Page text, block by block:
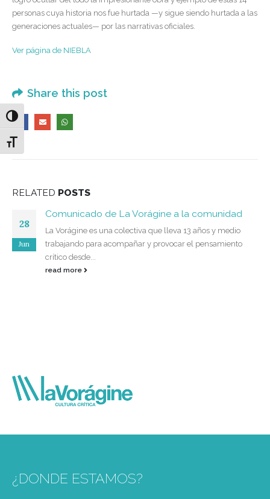
Alternar alto contraste
Alternar tamaño de letra
personas cuya historia nos fue hurtada —y sigue siendo hurtada a las
generaciones actuales— por las narrativas oficiales.
Ver página de NIEBLA
Share this post
RELATED POSTS
28
Jun
Comunicado de La Vorágine a la comunidad
La Vorágine es una colectiva que lleva 13 años y medio
trabajando para acompañar y provocar el pensamiento
crítico desde...
read more
¿DONDE ESTAMOS?